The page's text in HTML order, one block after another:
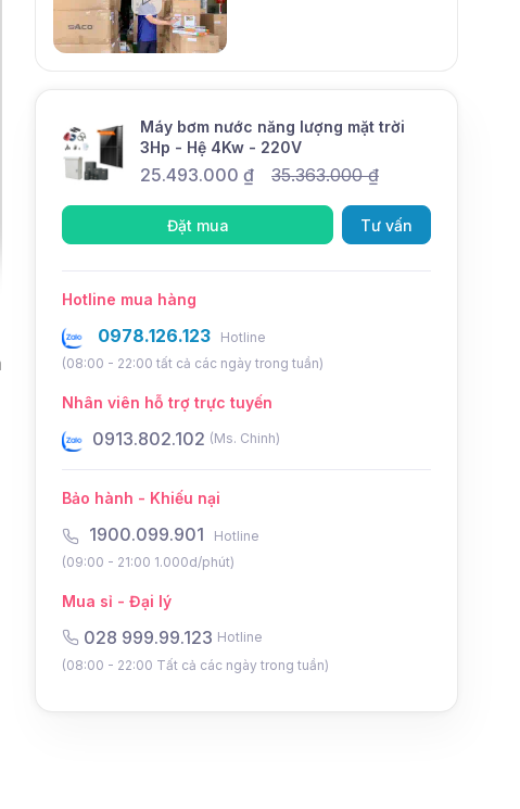
Máy bơm nước năng lượng mặt trời
3Hp - Hệ 4Kw - 220V
25.493.000 ₫ 35.363.000₫
Đặt mua Tư vấn
Hotline mua hàng
0978.126.123
Hotline
(08:00 - 22:00 tất cả các ngày trong tuần)
Nhân viên hỗ trợ trực tuyến
0931.802.102 (Ms. Điệp)
Bảo hành - Khiếu nại
1900.099.901
Hotline
(09:00 - 21:00 1.000d/phút)
Mua sỉ - Đại lý
028 999.99.123 Hotline
(08:00 - 22:00 Tất cả các ngày trong tuần)